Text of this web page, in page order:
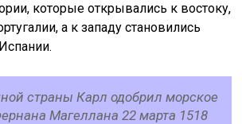
которые открывались к востоку,
а к западу становились
страны Карл одобрил морское
Магеллана 22 марта 1518